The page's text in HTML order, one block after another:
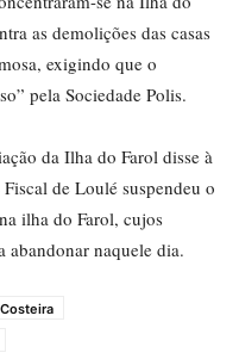
as demolições das casas
exigindo que o
pela Sociedade Polis.
da Ilha do Farol disse à
de Loulé suspendeu o
ilha do Farol, cujos
abandonar naquele dia.